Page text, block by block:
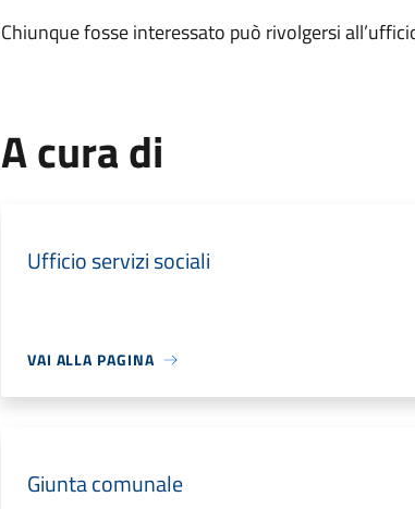
Chiunque fosse interessato può rivolgersi
A cura di
Ufficio servizi sociali
VAI ALLA PAGINA
Giunta comunale